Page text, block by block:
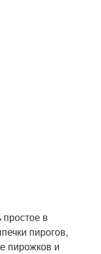
в
пирогов,
пирожков и